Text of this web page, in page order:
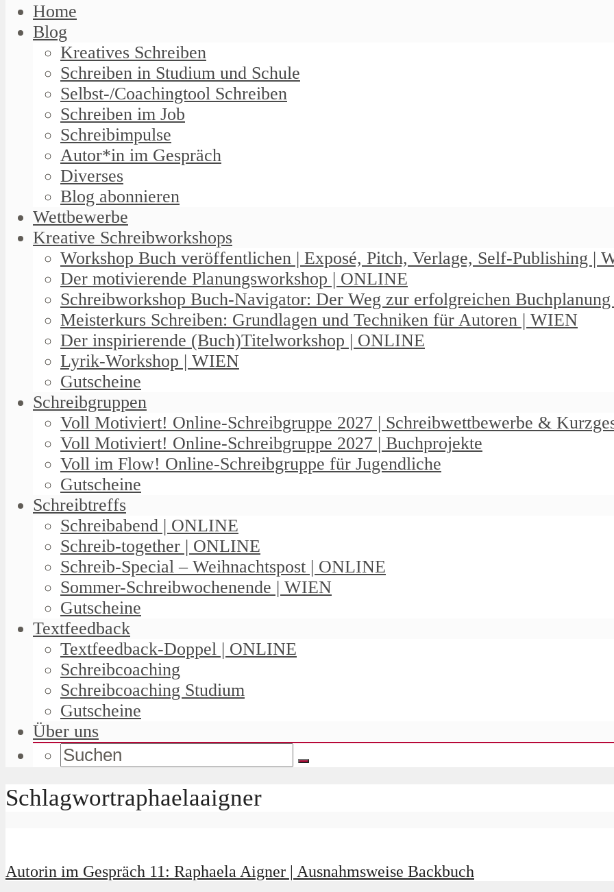
Home
Blog
Kreatives Schreiben
Schreiben in Studium und Schule
Selbst-/Coachingtool Schreiben
Schreiben im Job
Schreibimpulse
Autor*in im Gespräch
Diverses
Blog abonnieren
Wettbewerbe
Kreative Schreibworkshops
Workshop Buch veröffentlichen | Exposé, Pitch, Verlage, Self-Publishing |
Der motivierende Planungsworkshop | ONLINE
Schreibworkshop Buch-Navigator: Der Weg zur erfolgreichen
Meisterkurs Schreiben: Grundlagen und Techniken für Autoren | WIEN
Der inspirierende (Buch)Titelworkshop | ONLINE
Lyrik-Workshop | WIEN
Gutscheine
Schreibgruppen
Voll Motiviert! Online-Schreibgruppe 2027 | Schreibwettbewerbe &
Voll Motiviert! Online-Schreibgruppe 2027 | Buchprojekte
Voll im Flow! Online-Schreibgruppe für Jugendliche
Gutscheine
Schreibtreffs
Schreibabend | ONLINE
Schreib-together | ONLINE
Schreib-Special – Weihnachtspost | ONLINE
Sommer-Schreibwochenende | WIEN
Gutscheine
Textfeedback
Textfeedback-Doppel | ONLINE
Schreibcoaching
Schreibcoaching Studium
Gutscheine
Über uns
Schlagwortraphaelaaigner
Autorin im Gespräch 11: Raphaela Aigner | Ausnahmsweise Backbuch